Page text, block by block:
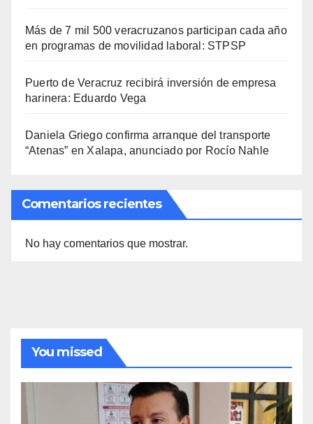
Más de 7 mil 500 veracruzanos participan cada año
en programas de movilidad laboral: STPSP
Puerto de Veracruz recibirá inversión de empresa
harinera: Eduardo Vega
Daniela Griego confirma arranque del transporte
“Atenas” en Xalapa, anunciado por Rocío Nahle
Comentarios recientes
No hay comentarios que mostrar.
You missed